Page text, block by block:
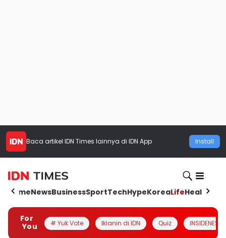
Baca artikel IDN Times lainnya di IDN App Install
HomeNewsBusinessSportTechHypeKoreaLifeHealth
For
You
# Yuk Vote Iklanin di IDN Quiz INSIDENESIA